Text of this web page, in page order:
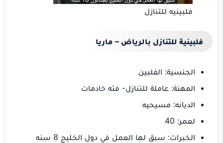
فلبينيه للتنازل
فلبينية للتنازل بالرياض – ماريا
الجنسية: الفلبين
المهنة: عاملة للتنازل- فئه خادمات
الديانه: مسيحيه
لعمر: 40
الخبرات: سبق لها العمل في دول الخليج 8 سنه